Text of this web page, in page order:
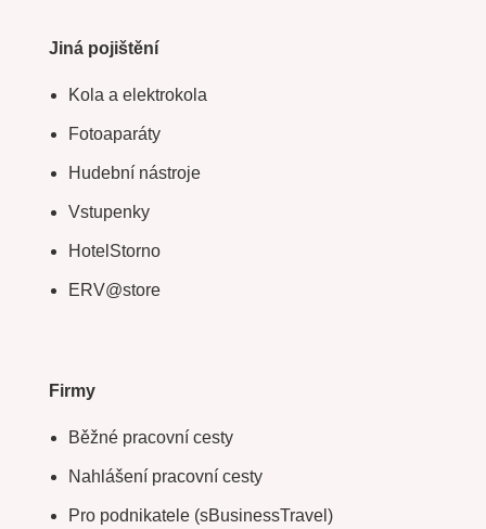
Jiná pojištění
Kola a elektrokola
Fotoaparáty
Hudební nástroje
Vstupenky
HotelStorno
ERV@store
Firmy
Běžné pracovní cesty
Nahlášení pracovní cesty
Pro podnikatele (sBusinessTravel)